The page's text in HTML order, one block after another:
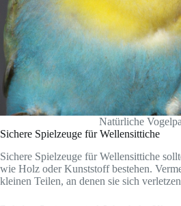
Natürliche
Sichere Spielzeuge für Wellensittiche
Sichere Spielzeuge für Wellensittiche
wie Holz oder Kunststoff bestehen.
kleinen Teilen, an denen sie sich